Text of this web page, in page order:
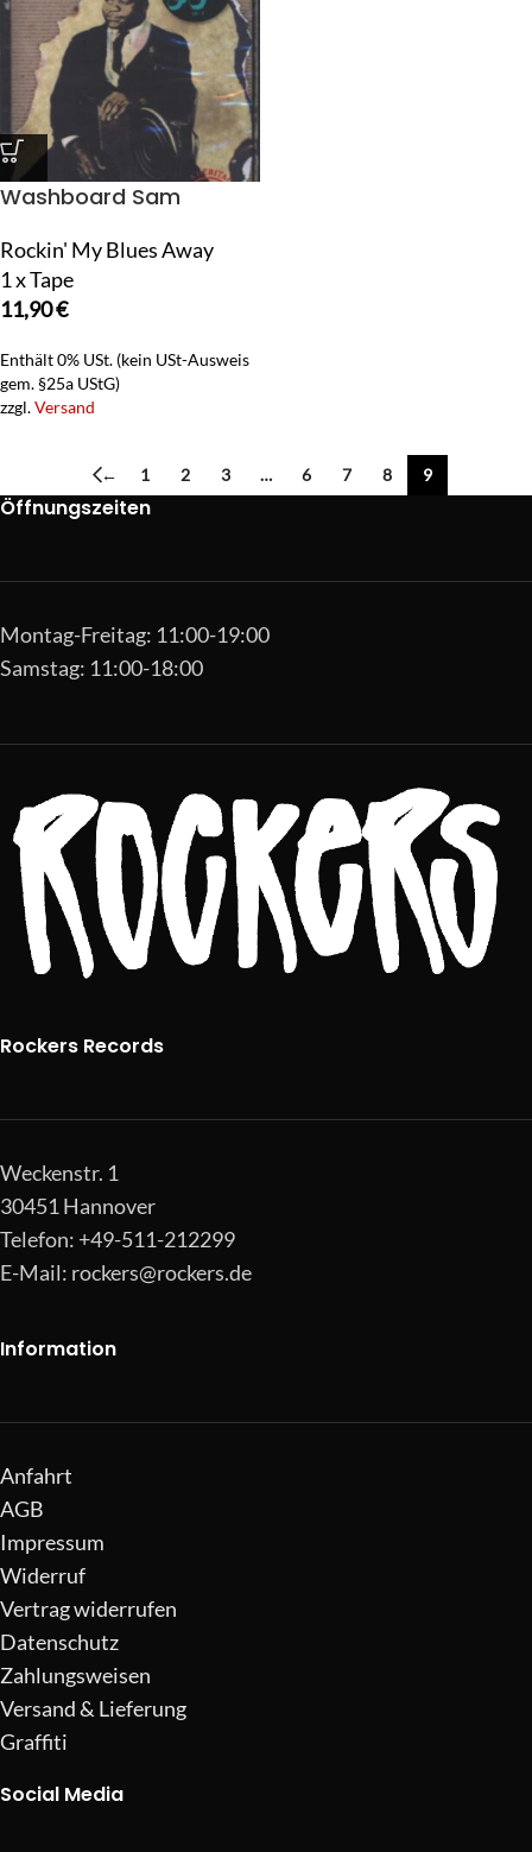
Washboard Sam
Rockin' My Blues Away
1 x Tape
11,90€
Enthält 0% USt. (kein USt-Ausweis
gem. §25a UStG)
zzgl.Versand
← 1 2 3 … 6 7 8 9
Öffnungszeiten
Montag-Freitag: 11:00-19:00
Samstag: 11:00-18:00
Rockers Records
Weckenstr. 1
30451 Hannover
Telefon: +49-511-212299
E-Mail: rockers@rockers.de
Information
Anfahrt
AGB
Impressum
Widerruf
Vertrag widerrufen
Datenschutz
Zahlungsweisen
Versand & Lieferung
Graffiti
Social Media